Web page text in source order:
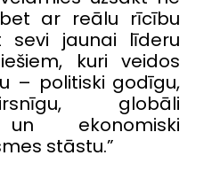
ar reālu rīcību
sevi jaunai līderu
kuri veidos
– politiski godīgu,
globāli
ekonomiski
stāstu.”